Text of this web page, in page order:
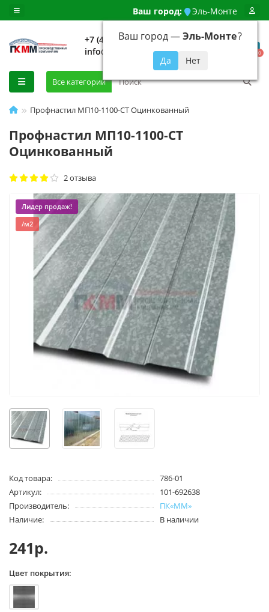
Ваш город: Эль-Монте
Ваш город —Эль-Монте?
+7 (499) 648-92-94
info@evroshtaketnikmoskva.ru
0
Все категории
Профнастил МП10-1100-СТ Оцинкованный
Профнастил МП10-1100-СТ
Оцинкованный
2 отзыва
Лидер продаж!
/м2
Код товара:
786-01
Артикул:
101-692638
Производитель:
ПК«ММ»
Наличие:
В наличии
241р.
Цвет покрытия: